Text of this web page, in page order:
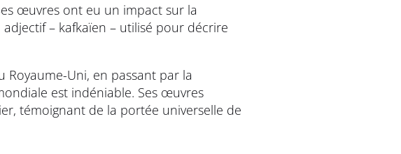
œuvres ont eu un impact sur la
– kafkaïen – utilisé pour décrire
Royaume-Uni, en passant par la
est indéniable. Ses œuvres
témoignant de la portée universelle de